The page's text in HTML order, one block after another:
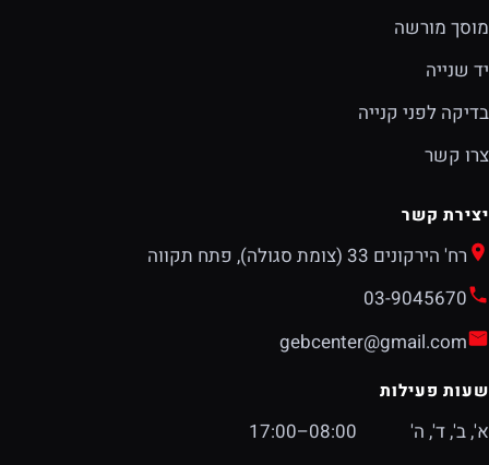
מוסך מורשה
יד שנייה
בדיקה לפני קנייה
צרו קשר
יצירת קשר
רח' הירקונים 33 (צומת סגולה), פתח תקווה
03-9045670
gebcenter@gmail.com
שעות פעילות
א', ב', ד', ה'
08:00–17:00